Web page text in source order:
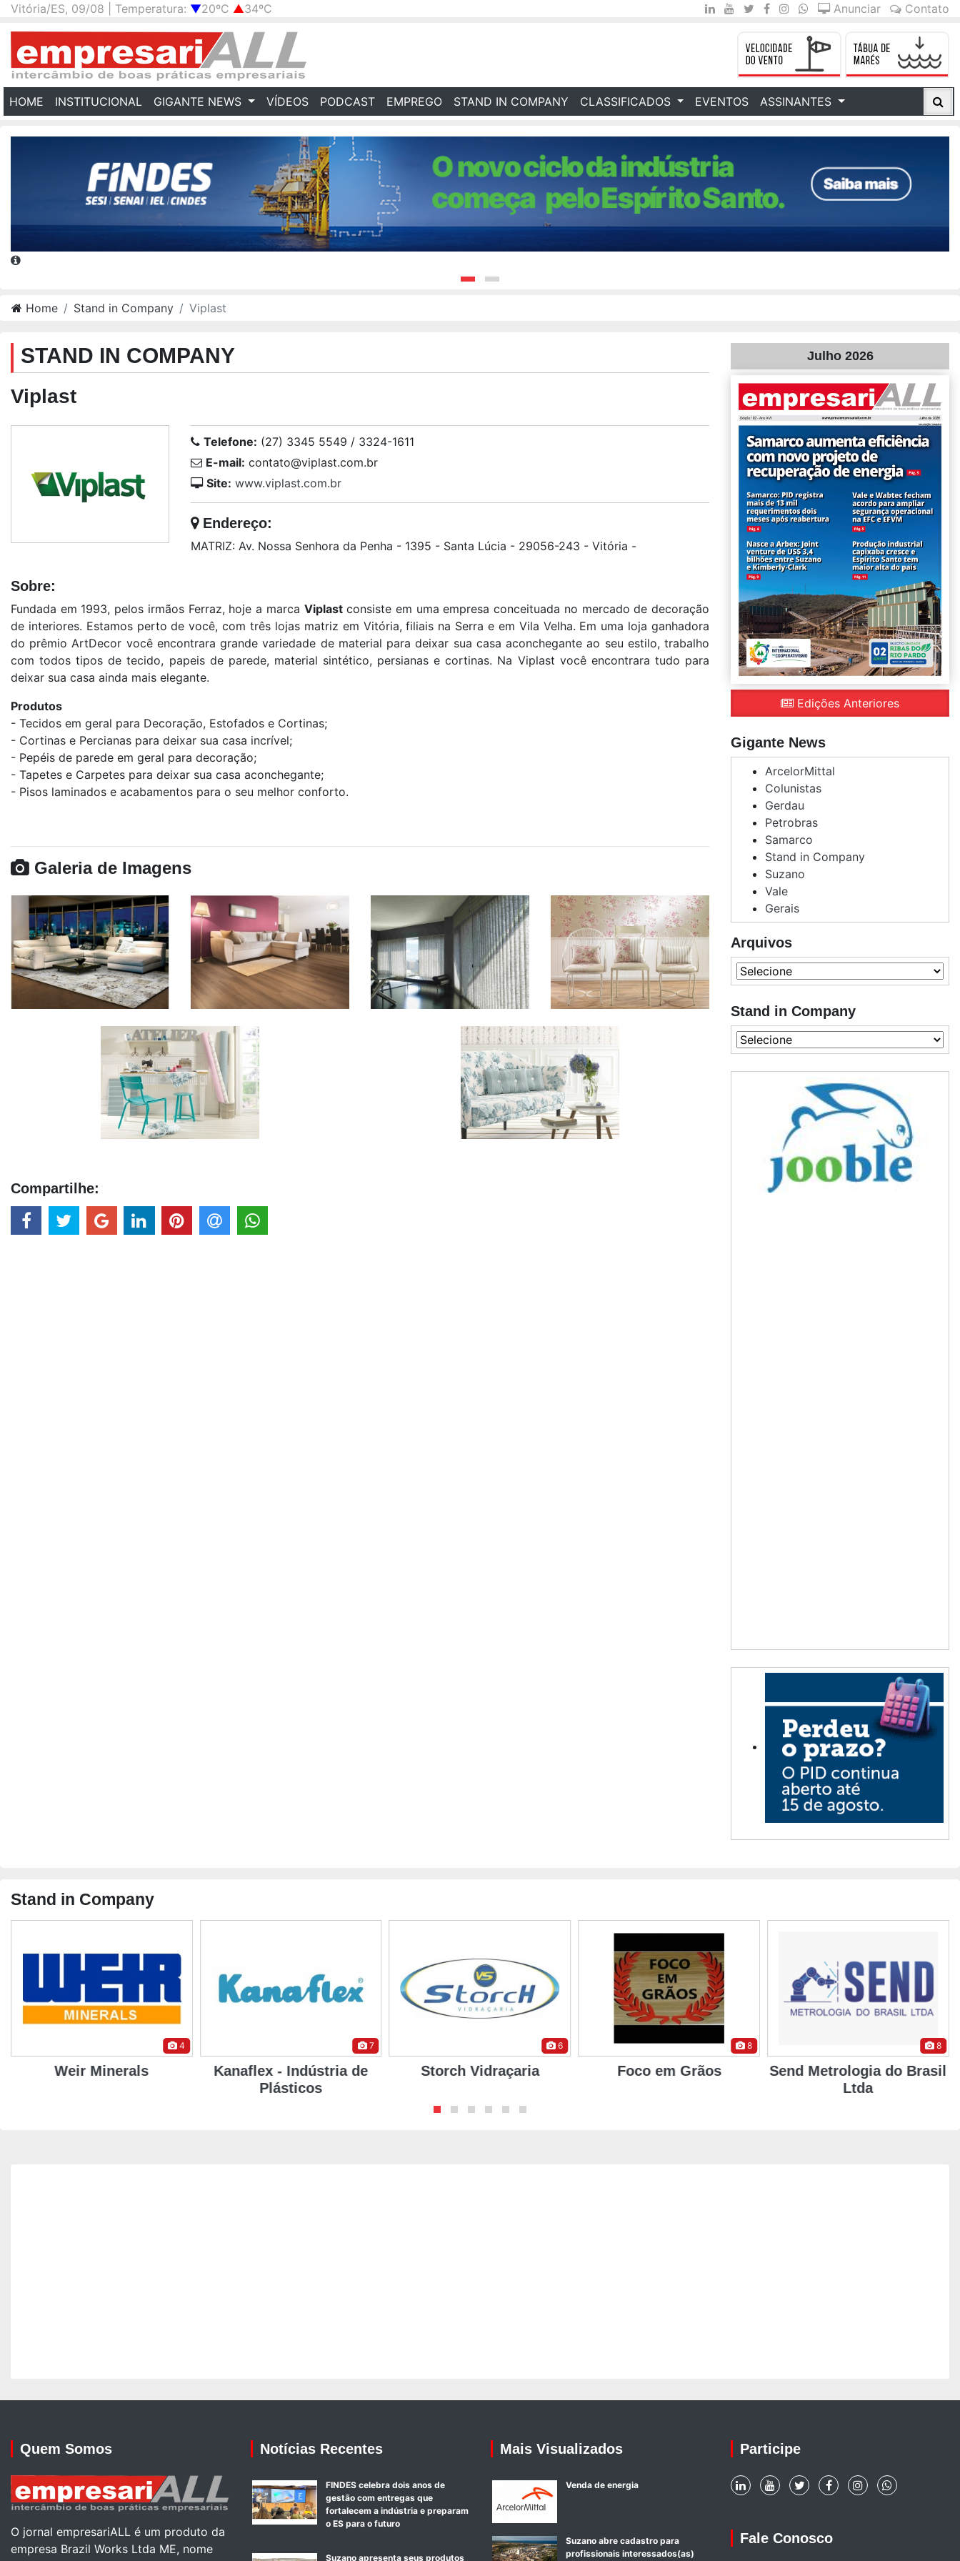
Vitória/ES, 09/08 | Temperatura: ▼20ºC ▲34ºC Anunciar Contato
HOME (CURRENT)
INSTITUCIONAL GIGANTE NEWS VÍDEOS PODCAST EMPREGO STAND IN COMPANY CLASSIFICADOS EVENTOS ASSINANTES
Home Stand in Company Viplast
STAND IN COMPANY
Viplast
Telefone: (27) 3345 5549 / 3324-1611
E-mail: contato@viplast.com.br
Site: www.viplast.com.br
Endereço:
MATRIZ: Av. Nossa Senhora da Penha - 1395 - Santa Lúcia - 29056-243 - Vitória -
Sobre:
Fundada em 1993, pelos irmãos Ferraz, hoje a marca Viplastconsiste em uma empresa conceituada no mercado de decoração
de interiores. Estamos perto de você, com três lojas matriz em Vitória, filiais na Serra e em Vila Velha. Em uma loja ganhadora
do prêmio ArtDecor você encontrara grande variedade de material para deixar sua casa aconchegante ao seu estilo, trabalho
com todos tipos de tecido, papeis de parede, material sintético, persianas e cortinas. Na Viplast você encontrara tudo para
deixar sua casa ainda mais elegante.
Produtos
- Tecidos em geral para Decoração, Estofados e Cortinas;
- Cortinas e Percianas para deixar sua casa incrível;
- Pepéis de parede em geral para decoração;
- Tapetes e Carpetes para deixar sua casa aconchegante;
- Pisos laminados e acabamentos para o seu melhor conforto.
Galeria de Imagens
Compartilhe:
Julho 2026
Edições Anteriores
Gigante News
ArcelorMittal
Colunistas
Gerdau
Petrobras
Samarco
Stand in Company
Suzano
Vale
Gerais
Arquivos
Stand in Company
Stand in Company
4
Weir Minerals
7
Kanaflex - Indústria de
Plásticos
6
Storch Vidraçaria
8
Foco em Grãos
8
Send Metrologia do Brasil
Ltda
Quem Somos
O jornal empresariALL é um produto da
empresa Brazil Works Ltda ME, nome
Notícias Recentes
FINDES celebra dois anos de
gestão com entregas que
fortalecem a indústria e preparam
o ES para o futuro
Suzano apresenta seus produtos
Mais Visualizados
Venda de energia
Suzano abre cadastro para
profissionais interessados(as)
Participe
Fale Conosco